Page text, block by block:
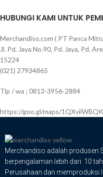
HUBUNGI KAMI UNTUK
Merchandiso.com ( PT Panca
Jl. Pd. Jaya No.90, Pd. Jaya, Pd.
15224
(021) 27934865
Tlp / wa ; 0813-3956-2884
https://goo.gl/maps/
Merchandiso adalah produsen
berpengalaman lebih dari 10
Perusahaan dan memproduksi